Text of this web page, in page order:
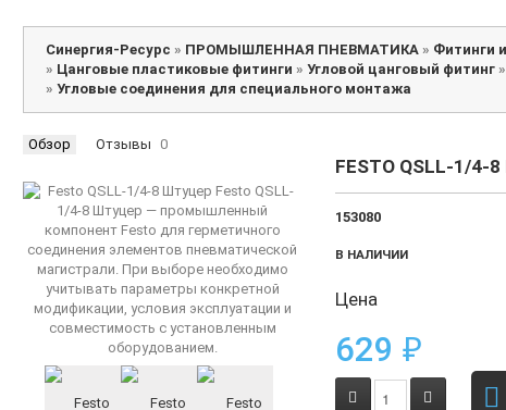
Синергия-Ресурс » ПРОМЫШЛЕННАЯ ПНЕВМАТИКА » Фитинги
» Цанговые пластиковые фитинги » Угловой цанговый фитинг »
» Угловые соединения для специального монтажа
Обзор Отзывы 0
FESTO QSLL-1/4-
153080
В НАЛИЧИИ
Цена
629 ₽